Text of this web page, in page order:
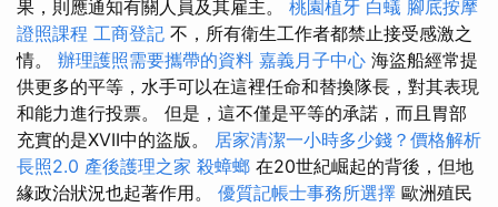
果，則應通知有關人員及其雇主。 桃園植牙 白蟻 腳底按摩
證照課程 工商登記 不，所有衛生工作者都禁止接受感激之
情。 辦理護照需要攜帶的資料 嘉義月子中心 海盜船經常提
供更多的平等，水手可以在這裡任命和替換隊長，對其表現
和能力進行投票。 但是，這不僅是平等的承諾，而且胃部
充實的是XVII中的盜版。 居家清潔一小時多少錢？價格解析
長照2.0 產後護理之家 殺蟑螂 在20世紀崛起的背後，但地
緣政治狀況也起著作用。 優質記帳士事務所選擇 歐洲殖民